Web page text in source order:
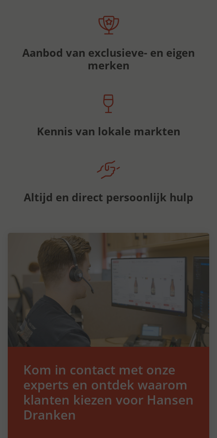
Aanbod van exclusieve- en eigen
merken
Kennis van lokale markten
Altijd en direct persoonlijk hulp
Kom in contact met onze
experts en ontdek waarom
klanten kiezen voor Hansen
Dranken